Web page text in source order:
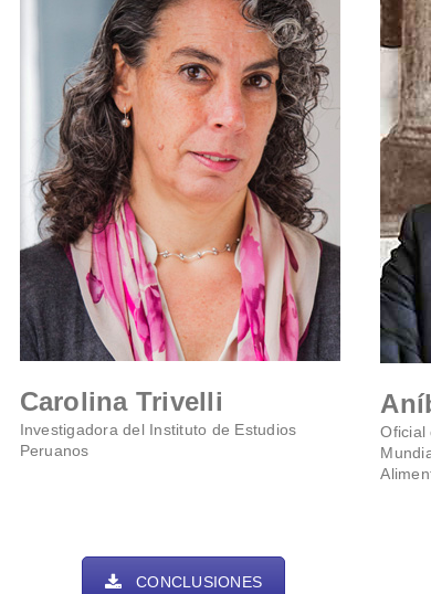
Carolina Trivelli
Investigadora del Instituto de Estudios
Peruanos
Oficial
CONCLUSIONES